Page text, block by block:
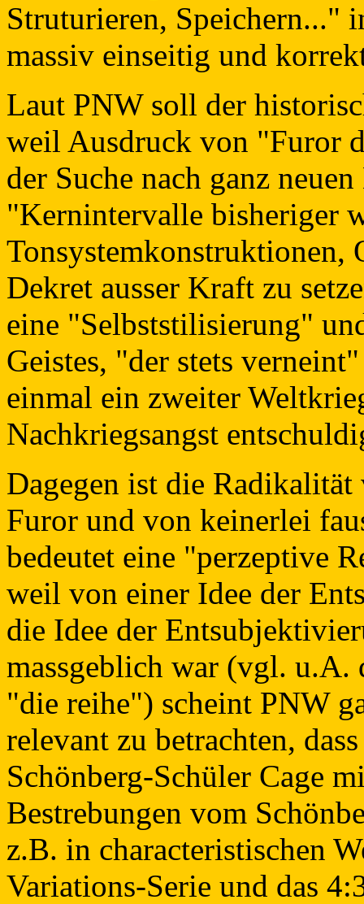
Struturieren, Speichern..."
massiv einseitig und
Laut PNW soll der
weil Ausdruck von "Furor
der Suche nach ganz
"Kernintervalle bisheriger
Tonsystemkonstruktionen,
Dekret ausser Kraft zu
eine "Selbststilisierung"
Geistes, "der stets
einmal ein zweiter
Nachkriegsangst
Dagegen ist die
Furor und von keinerlei
bedeutet eine "perzeptive
weil von einer Idee der
die Idee der
massgeblich war (vgl.
"die reihe") scheint PNW
relevant zu betrachten,
Schönberg-Schüler Cage
Bestrebungen vom
z.B. in characteristischen
Variations-Serie und das